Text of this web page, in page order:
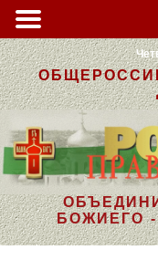
БОЖИЕГО